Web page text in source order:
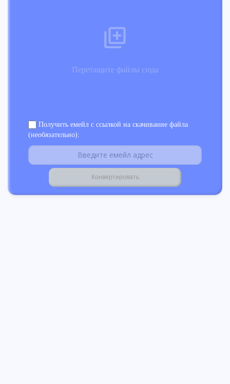
Перетащите файлы сюда
Получить емейл с ссылкой на скачивание файла
(необязательно):